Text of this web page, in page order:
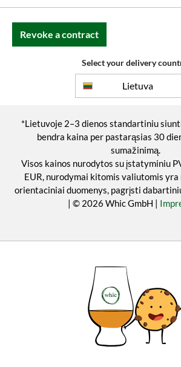
Revoke a contract
Select your delivery
Lietuva
*Lietuvoje 2–3 dienos standartiniu
bendra kaina per pastarąsias 30
sumažinimą.
Visos kainos nurodytos su įstatyminiu
EUR, nurodymai kitomis valiutomis
orientaciniai duomenys, pagrįsti
| © 2026 Whic GmbH |